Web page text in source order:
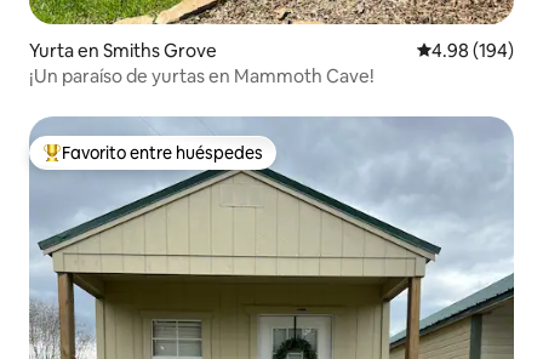
Yurta en Smiths Grove Calificación
4.98 (194)
¡Un paraíso de yurtas en Mammoth Cave!
De los mejores en Favorito entre huéspedes
Favorito entre huéspedes